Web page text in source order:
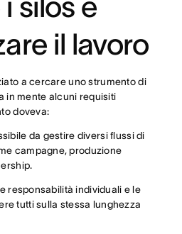
il lavoro
a cercare uno strumento di
in mente alcuni requisiti
doveva:
da gestire diversi flussi di
campagne, produzione
responsabilità individuali e le
tutti sulla stessa lunghezza